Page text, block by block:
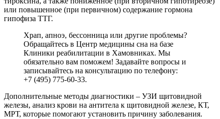
или повышенное (при первичном) содержание гормона
гипофиза ТТГ.
Храп, апноэ, бессонница или другие проблемы?
Обращайтесь в Центр медицины сна на базе
Клиники реабилитации в Хамовниках. Мы
обязательно вам поможем! Задавайте вопросы и
записывайтесь на консультацию по телефону:
+7 (495) 775-60-33.
Дополнительные методы диагностики – УЗИ щитовидной
железы, анализ крови на антитела к щитовидной железе, КТ,
МРТ, которые помогают установить причину заболевания.